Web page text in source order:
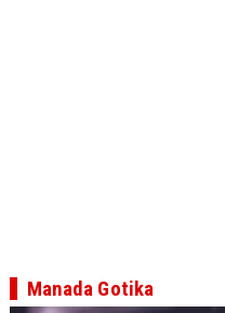
Manada Gotika